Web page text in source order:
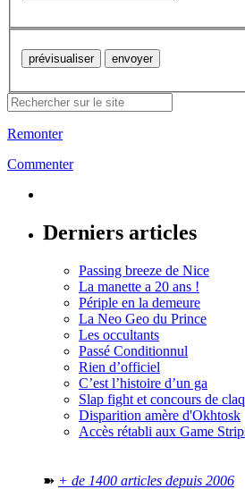
Remonter
Commenter
Derniers articles
Passing breeze de Nice
La manette a 20 ans !
Périple en la demeure
La Neo Geo du Prince
Les occultants
Passé Conditionnul
Rien d’officiel
C’est l’histoire d’un ga
Slap fight et concours de
Disparition amère d'Okhtosk
Accès rétabli aux Game
➽ + de 1400 articles depuis 2006